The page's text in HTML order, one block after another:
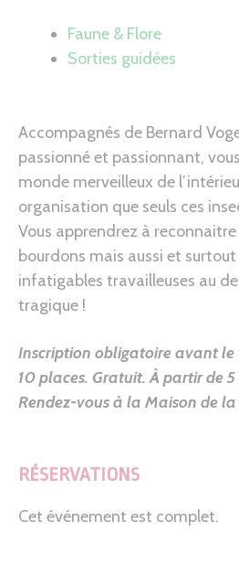
Faune & Flore
Sorties guidées
Accompagnés de Bernard
passionné et passionnant,
monde merveilleux de
organisation que seuls ces
Vous apprendrez à
bourdons mais aussi et surtout
infatigables travailleuses au
tragique !
Inscription obligatoire avant le
10 places. Gratuit. À partir de 5
Rendez-vous à la Maison de
RÉSERVATIONS
Cet événement est complet.